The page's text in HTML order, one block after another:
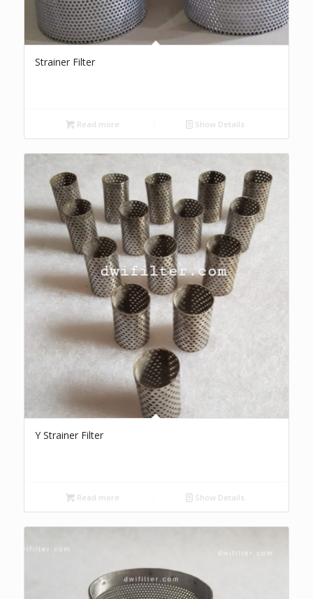
Strainer Filter
Read more Show Details
Y Strainer Filter
Read more Show Details